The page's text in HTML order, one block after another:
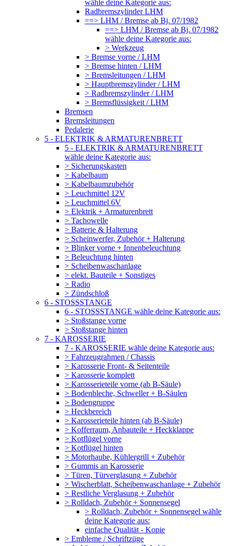
wähle deine Kategorie aus:
Radbremszylinder LHM
==> LHM / Bremse ab Bj. 07/1982
==> LHM / Bremse ab Bj. 07/1982
wähle deine Kategorie aus:
> Werkzeug
> Bremse vorne / LHM
> Bremse hinten / LHM
> Bremsleitungen / LHM
> Hauptbremszylinder / LHM
> Radbremszylinder / LHM
> Bremsflüssigkeit / LHM
Bremsen
Bremsleitungen
Pedalerie
5 - ELEKTRIK & ARMATURENBRETT
5 - ELEKTRIK & ARMATURENBRETT
wähle deine Kategorie aus:
> Sicherungskasten
> Kabelbaum
> Kabelbaumzubehör
> Leuchmittel 12V
> Leuchmittel 6V
> Elektrik + Armaturenbrett
> Tachowelle
> Batterie & Halterung
> Scheinwerfer, Zubehör + Halterung
> Blinker vorne + Innenbeleuchtung
> Beleuchtung hinten
> Scheibenwaschanlage
> elekt. Bauteile + Sonstiges
> Radio
> Zündschloß
6 - STOSSSTANGE
6 - STOSSSTANGE wähle deine Kategorie aus:
> Stoßstange vorne
> Stoßstange hinten
7 - KAROSSERIE
7 - KAROSSERIE wähle deine Kategorie aus:
> Fahrzeugrahmen / Chassis
> Karosserie Front- & Seitenteile
> Karosserie komplett
> Karosserieteile vorne (ab B-Säule)
> Bodenbleche, Schweller + B-Säulen
> Bodengruppe
> Heckbereich
> Karosserieteile hinten (ab B-Säule)
> Kofferraum, Anbauteile + Heckklappe
> Kotflügel vorne
> Kotflügel hinten
> Motorhaube, Kühlergrill + Zubehör
> Gummis an Karosserie
> Türen, Türverglasung + Zubehör
> Wischerblatt, Scheibenwaschanlage + Zubehör
> Restliche Verglasung + Zubehör
> Rolldach, Zubehör + Sonnensegel
> Rolldach, Zubehör + Sonnensegel wähle
deine Kategorie aus:
einfache Qualität - Kopie
> Embleme / Schriftzüge